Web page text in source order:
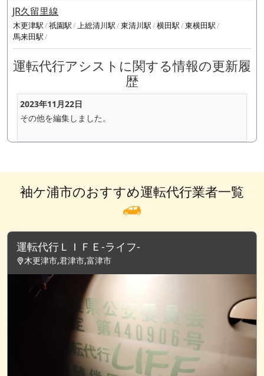
JR久留里線
木更津駅 祇園駅 上総清川駅 東清川駅 横田駅 東横田駅
馬来田駅
運転代行アシストに関する情報の更新履
歴
2023年11月22日
その他を編集しました。
袖ケ浦市のおすすめ運転代行業者一覧
運転代行ＬＩＦＥ-ライフ-
木更津市,君津市,富津市